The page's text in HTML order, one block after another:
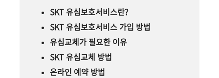
SKT 유심보호서비스란?
SKT 유심보호서비스 가입 방법
유심교체가 필요한 이유
SKT 유심교체 방법
온라인 예약 방법